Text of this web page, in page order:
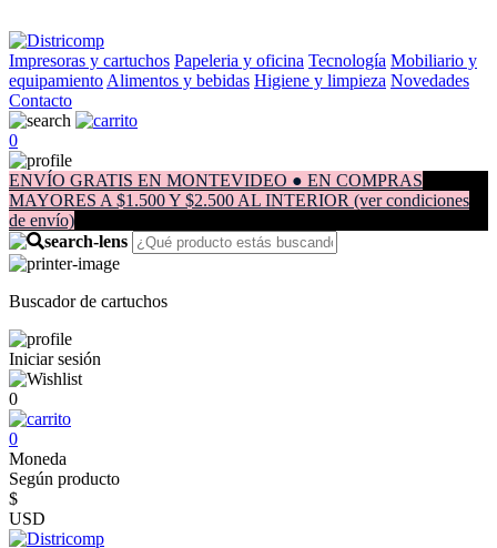
Impresoras y cartuchos Papeleria y oficina Tecnología Mobiliario y
equipamiento Alimentos y bebidas Higiene y limpieza Novedades
Contacto
0
ENVÍO GRATIS EN MONTEVIDEO ● EN COMPRAS
MAYORES A $1.500 Y $2.500 AL INTERIOR (ver condiciones
de envío)
Buscador de cartuchos
Iniciar sesión
0
0
Moneda
Según producto
$
USD